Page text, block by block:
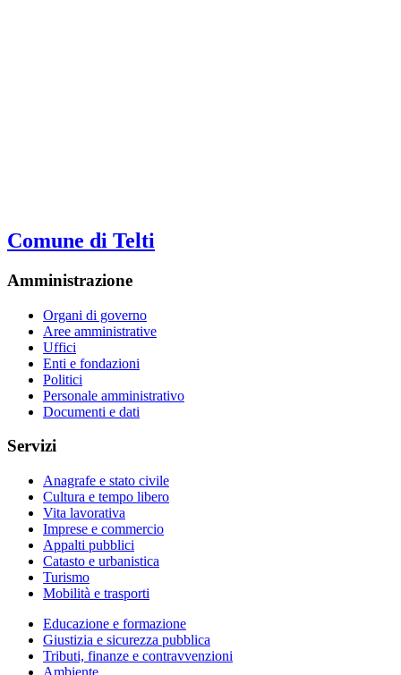
Comune di Telti
Amministrazione
Organi di governo
Aree amministrative
Uffici
Enti e fondazioni
Politici
Personale amministrativo
Documenti e dati
Servizi
Anagrafe e stato civile
Cultura e tempo libero
Vita lavorativa
Imprese e commercio
Appalti pubblici
Catasto e urbanistica
Turismo
Mobilità e trasporti
Educazione e formazione
Giustizia e sicurezza pubblica
Tributi, finanze e contravvenzioni
Ambiente